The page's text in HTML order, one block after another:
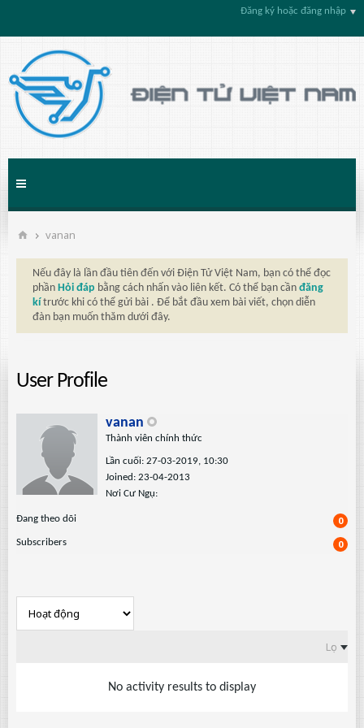
Đăng ký hoặc đăng nhập
vanan
Nếu đây là lần đầu tiên đến với Điện Tử Việt Nam, bạn có thể đọc
phần Hỏi đáp bằng cách nhấn vào liên kết. Có thể bạn cần đăng
kí trước khi có thể gửi bài . Để bắt đầu xem bài viết, chọn diễn
đàn bạn muốn thăm dưới đây.
User Profile
vanan
Thành viên chính thức
Lần cuối: 27-03-2019, 10:30
Joined: 23-04-2013
Nơi Cư Ngụ:
Ðang theo dõi 0
Subscribers 0
Lọc
No activity results to display